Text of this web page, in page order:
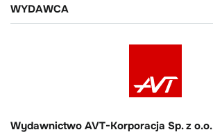
WYDAWCA
Wydawnictwo AVT-Korporacja Sp. z o.o.